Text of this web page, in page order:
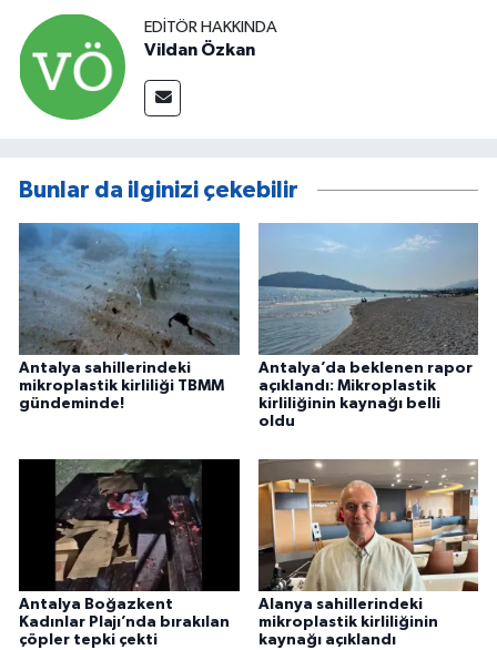
EDITÖR HAKKINDA
Vildan Özkan
Bunlar da ilginizi çekebilir
Antalya sahillerindeki
mikroplastik kirliliği TBMM
gündeminde!
Antalya’da beklenen rapor
açıklandı: Mikroplastik
kirliliğinin kaynağı belli
oldu
Antalya Boğazkent
Kadınlar Plajı’nda bırakılan
çöpler tepki çekti
Alanya sahillerindeki
mikroplastik kirliliğinin
kaynağı açıklandı